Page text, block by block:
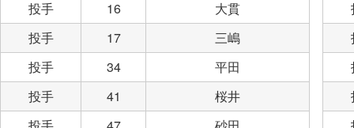
投手
16
大貫
投手
17
三嶋
投手
34
平田
投手
41
桜井